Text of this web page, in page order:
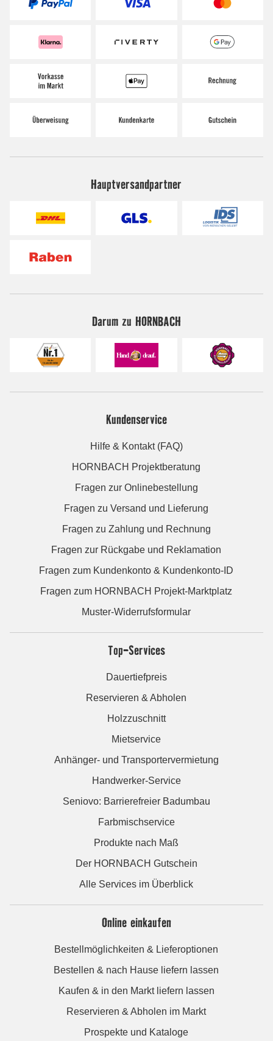
Hauptversandpartner
Darum zu HORNBACH
Kundenservice
Hilfe & Kontakt (FAQ)
HORNBACH Projektberatung
Fragen zur Onlinebestellung
Fragen zu Versand und Lieferung
Fragen zu Zahlung und Rechnung
Fragen zur Rückgabe und Reklamation
Fragen zum Kundenkonto & Kundenkonto-ID
Fragen zum HORNBACH Projekt-Marktplatz
Muster-Widerrufsformular
Top-Services
Dauertiefpreis
Reservieren & Abholen
Holzzuschnitt
Mietservice
Anhänger- und Transportervermietung
Handwerker-Service
Seniovo: Barrierefreier Badumbau
Farbmischservice
Produkte nach Maß
Der HORNBACH Gutschein
Alle Services im Überblick
Online einkaufen
Bestellmöglichkeiten & Lieferoptionen
Bestellen & nach Hause liefern lassen
Kaufen & in den Markt liefern lassen
Reservieren & Abholen im Markt
Prospekte und Kataloge